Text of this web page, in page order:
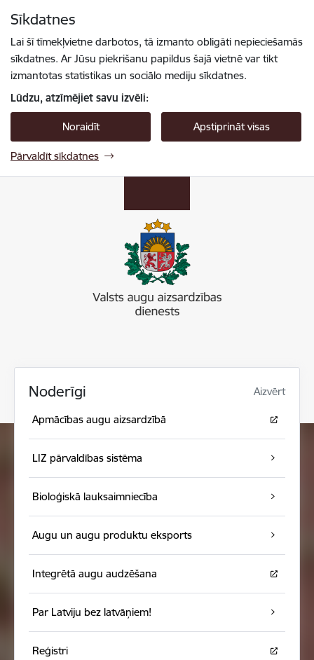
Sīkdatnes
Lai šī tīmekļvietne darbotos, tā izmanto obligāti nepieciešamās
sīkdatnes. Ar Jūsu piekrišanu papildus šajā vietnē var tikt
izmantotas statistikas un sociālo mediju sīkdatnes.
Lūdzu, atzīmējiet savu izvēli:
Noraidīt Apstiprināt visas
Pārvaldīt sīkdatnes
Noderīgi Aizvērt
Apmācības augu aizsardzībā
LIZ pārvaldības sistēma
Bioloģiskā lauksaimniecība
Augu un augu produktu eksports
Integrētā augu audzēšana
Par Latviju bez latvāņiem!
Reģistri